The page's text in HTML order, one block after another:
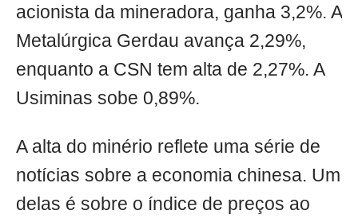
acionista da mineradora, ganha 3,2%. A
Metalúrgica Gerdau avança 2,29%,
enquanto a CSN tem alta de 2,27%. A
Usiminas sobe 0,89%.
A alta do minério reflete uma série de
notícias sobre a economia chinesa. Um
delas é sobre o índice de preços ao